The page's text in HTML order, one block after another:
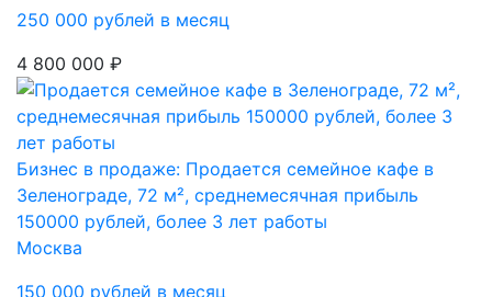
250 000 рублей в месяц
4 800 000 ₽
Бизнес в продаже: Продается семейное кафе в
Зеленограде, 72 м², среднемесячная прибыль
150000 рублей, более 3 лет работы
Москва
150 000 рублей в месяц